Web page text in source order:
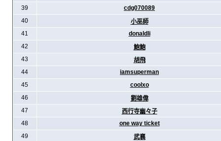
39
cdg070089
40
小巫師
41
donaldli
42
鮑鮑
43
胡飛
44
iamsuperman
45
coolxo
46
劉雄偉
47
西行寺幽々子
48
one way ticket
49
武襄